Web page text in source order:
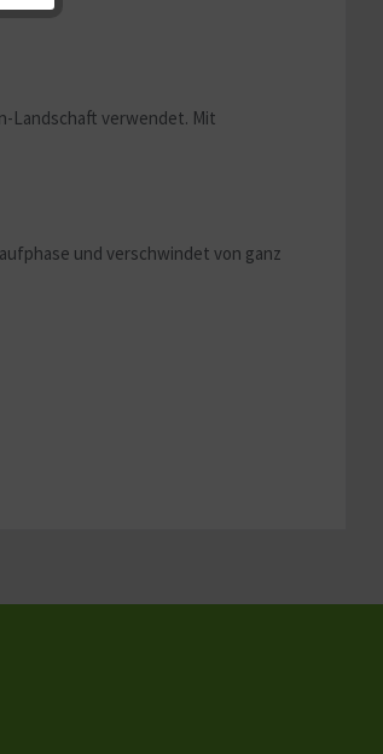
Landschaft verwendet. Mit
und verschwindet von ganz